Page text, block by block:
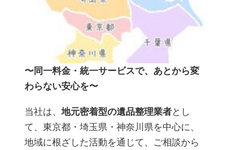
〜同一料金・統一サービスで、あとから変
わらない安心を〜
当社は、地元密着型の遺品整理業者とし
て、東京都・埼玉県・神奈川県を中心に、
地域に根ざした活動を通じて、ご相談から